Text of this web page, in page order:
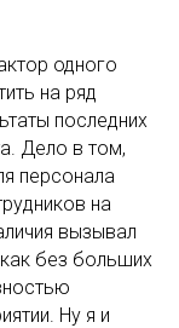
одного
на ряд
последних
Дело в том,
персонала
на
вызывал
без больших
Ну я и